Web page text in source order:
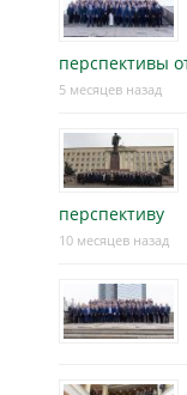
перспективы
5 месяцев назад
перспективу
10 месяцев назад